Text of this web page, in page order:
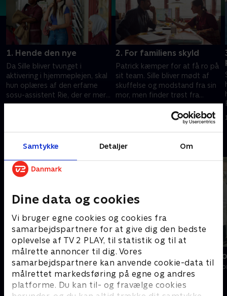
Samtykke Detaljer Om
Dine data og cookies
Vi bruger egne cookies og cookies fra
samarbejdspartnere for at give dig den bedste
oplevelse af TV 2 PLAY, til statistik og til at
målrette annoncer til dig. Vores
samarbejdspartnere kan anvende cookie-data til
målrettet markedsføring på egne og andres
platforme. Du kan til- og fravælge cookies
1. Hende den nye
Da Sille bliver tvunget i
aktivering i hjemmeplejen, skal
hun oplæres af den erfarne
sosu-assistent Rie, der er mere
optaget af sin egen, mulige
2. For familiens skyld
Patrick kæmper for at få ro på
sit team. Sille bliver mødt af
skuffelse og modstand fra sin
mor, men finder trøst fra
uventet kant. Imens står Rie i
Andre så også
Dag & nat
Drama • 2 sæsoner Drama • 7